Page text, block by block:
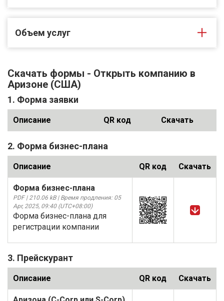
Объем услуг
Скачать формы - Открыть компанию в
Аризоне (США)
1. Форма заявки
Описание QR код Скачать
2. Форма бизнес-плана
Описание QR код Скачать
Форма бизнес-плана
PDF | 210.06 kB | Время продления: 05
Apr, 2025, 09:40 (UTC+08:00)
Форма бизнес-плана для
регистрации компании
3. Прейскурант
Описание QR код Скачать